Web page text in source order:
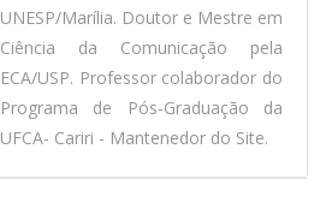
UNESP/Marília. Doutor e Mestre em
Ciência da Comunicação pela
ECA/USP. Professor colaborador do
Programa de Pós-Graduação da
UFCA- Cariri - Mantenedor do Site.